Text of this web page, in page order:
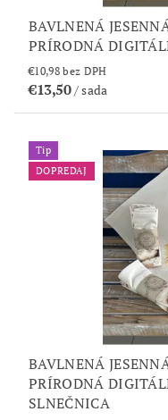
BAVLNENÁ
PRÍRODNÁ
€10,98 bez DPH
€13,50/ sada
Tip
DOPREDAJ
BAVLNENÁ
PRÍRODNÁ
SLNEČNICA